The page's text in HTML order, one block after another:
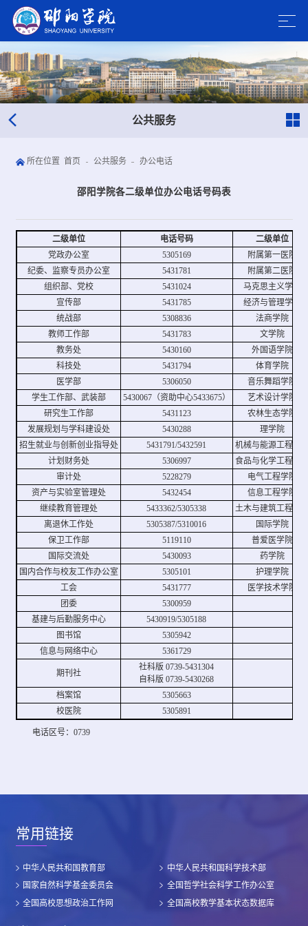
公共服务
所在位置 首页 公共服务 办公电话
邵阳学院各二级单位办公电话号码表
二级单位 电话号码
二级单位
党政办公室
5305169
附属第一医院
纪委、监察专员办公室
5431781
附属第二医院
组织部、党校
5431024
马克思主义学院
宣传部
5431785
经济与管理学院
统战部
5308836
法商学院
教师工作部
5431783
文学院
教务处
5430160
外国语学院
科技处
5431794
体育学院
医学部
5306050
音乐舞蹈学院
学生工作部、武装部
5430067（资助中心5433675）
艺术设计学院
研究生工作部
5431123
农林生态学院
发展规划与学科建设处
5430288
理学院
招生就业与创新创业指导处
5431791/5432591
机械与能源工程学
计划财务处
5306997
食品与化学工程学
审计处
5228279
电气工程学院
资产与实验室管理处
5432454
信息工程学院
继续教育管理处
5433362/5305338
土木与建筑工程学
离退休工作处
5305387/5310016
国际学院
保卫工作部
5119110
普爱医学院
国际交流处
5430093
药学院
国内合作与校友工作办公室
5305101
护理学院
工会
5431777
医学技术学院
团委
5300959
基建与后勤服务中心
5430919/5305188
图书馆
5305942
信息与网络中心
5361729
期刊社
社科版 0739-5431304
自科版 0739-5430268
档案馆
5305663
校医院
5305891
电话区号：0739
常用链接
中华人民共和国教育部
中华人民共和国科学技术部
国家自然科学基金委员会
全国哲学社会科学工作办公室
全国高校思想政治工作网
全国高校教学基本状态数据库